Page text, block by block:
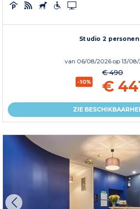
Studio 2 personen
van 06/08/2026 op 13/
-10%
€ 490
€
ZIE